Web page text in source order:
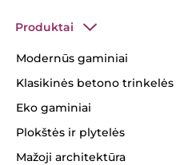
Produktai
Modernūs gaminiai
Klasikinės betono trinkelės
Eko gaminiai
Plokštės ir plytelės
Mažoji architektūra